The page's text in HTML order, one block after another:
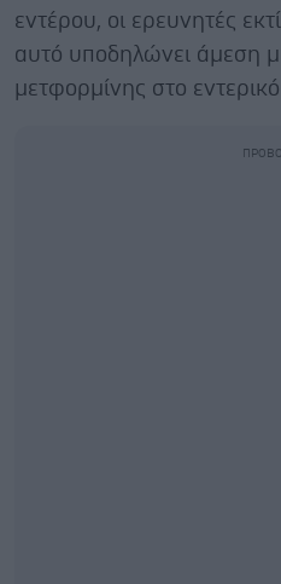
εντέρου, οι ερευνητές
αυτό υποδηλώνει άμεση
μετφορμίνης στο εντερικό